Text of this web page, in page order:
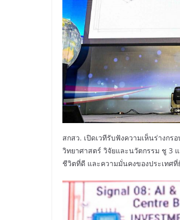
สกสว. เปิดเวทีรับฟังความเห็นร่างก
วิทยาศาสตร์ วิจัยและนวัตกรรม ชู 3
ชีวิตที่ดี และความมั่นคงของประเทศที่